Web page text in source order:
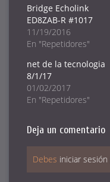
Twitter
(Se
abre
en
una
ventana
nueva)
Facebook
(Se
abre
ventana
nueva)
Bridge Echolink
ED8ZAB-R #1017
11/19/2016
En "Repetidores"
net de la tecnologia
8/1/17
01/02/2017
En "Repetidores"
Deja un comentario
Debes iniciar sesión